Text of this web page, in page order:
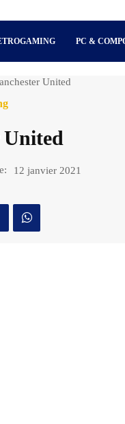
PC &
United
United
12 janvier 2021